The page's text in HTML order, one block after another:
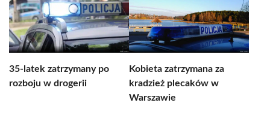
35-latek zatrzymany po
rozboju w drogerii
Kobieta zatrzymana za
kradzież plecaków w
Warszawie